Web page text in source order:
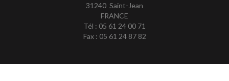
31240 Saint-Jean
FRANCE
Tél : 05 61 24 00 71
Fax : 05 61 24 87 82